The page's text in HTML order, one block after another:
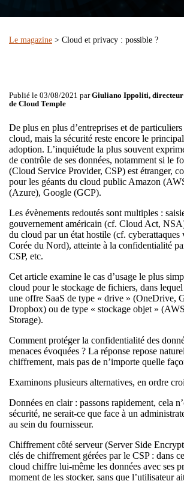
Le magazine > Cloud et privacy : possible ?
Publié le 03/08/2021 parGiuliano Ippoliti, directeur
de Cloud Temple
De plus en plus d’entreprises et de
cloud, mais la sécurité reste encore le
adoption. L’inquiétude la plus souvent
de contrôle de ses données, notamment si le
(Cloud Service Provider, CSP) est étranger,
pour les géants du cloud public Amazon
(Azure), Google (GCP).
Les évènements redoutés sont multiples :
gouvernement américain (cf. Cloud Act,
du cloud par un état hostile (cf. cyberattaques
Corée du Nord), atteinte à la confidentialité
CSP, etc.
Cet article examine le cas d’usage le plus
cloud pour le stockage de fichiers, dans
une offre SaaS de type « drive » (OneDrive,
Dropbox) ou de type « stockage objet »
Storage).
Comment protéger la confidentialité des
menaces évoquées ? La réponse repose
chiffrement, mais pas de n’importe quelle
Examinons plusieurs alternatives, en ordre
Données en clair : passons rapidement, cela
sécurité, ne serait-ce que face à un
au sein du fournisseur.
Chiffrement côté serveur (Server Side
clés de chiffrement gérées par le CSP : dans
cloud chiffre lui-même les données avec ses
moment de les stocker, sans que l’utilisateur